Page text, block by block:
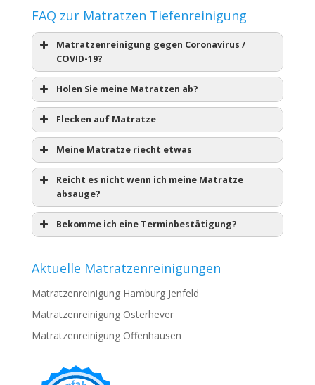
FAQ zur Matratzen Tiefenreinigung
Matratzenreinigung gegen Coronavirus /
COVID-19?
Holen Sie meine Matratzen ab?
Flecken auf Matratze
Meine Matratze riecht etwas
Reicht es nicht wenn ich meine Matratze
absauge?
Bekomme ich eine Terminbestätigung?
Aktuelle Matratzenreinigungen
Matratzenreinigung Hamburg Jenfeld
Matratzenreinigung Osterhever
Matratzenreinigung Offenhausen